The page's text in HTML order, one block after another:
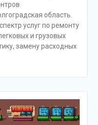
область.
услуг по ремонту
и грузовых
замену расходных